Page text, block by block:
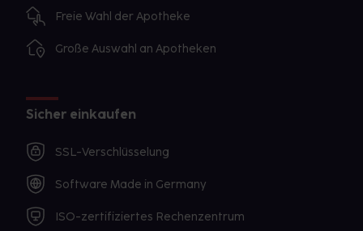
Freie Wahl der Apotheke
Große Auswahl an Apotheken
Sicher einkaufen
SSL-Verschlüsselung
Software Made in Germany
ISO-zertifiziertes Rechenzentrum